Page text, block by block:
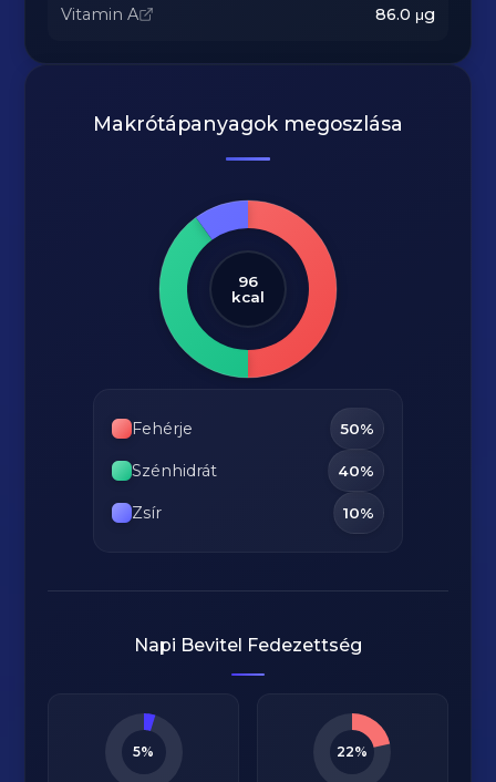
Vitamin A 86.0 μg
Makrótápanyagok megoszlása
96
kcal
Fehérje 50%
Szénhidrát 40%
Zsír 10%
Napi Bevitel Fedezettség
5% 22%